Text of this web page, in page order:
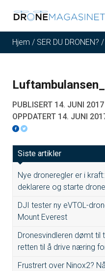
Hjem / SER DU DRONEN? /
PUBLISERT 14. JUNI
OPPDATERT 14. JUNI
Siste artikler
Nye droneregler er i
deklarere og starte
DJI tester ny eVTOL-
Mount Everest
Dronesvindleren dømt
retten til å drive næring
Frustrert over Ninox2?